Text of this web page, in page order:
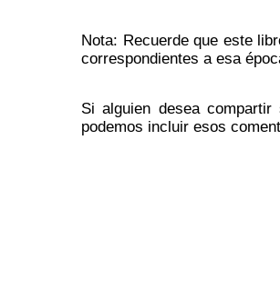
Nota: Recuerde que este
correspondientes a esa
Si alguien desea
podemos incluir esos